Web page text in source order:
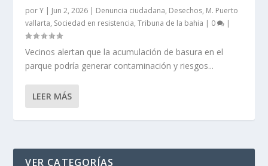
porY | Jun 2, 2026 | Denuncia ciudadana, Desechos, M. Puerto
vallarta, Sociedad en resistencia,Tribuna de la bahia | 0 |
Vecinos alertan que la acumulación de basura en el
parque podría generar contaminación y riesgos...
LEER MÁS
VER CATEGORÍAS